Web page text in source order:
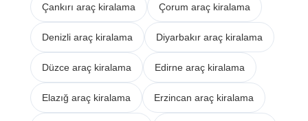
Çankırı araç kiralama Çorum araç kiralama
Denizli araç kiralama Diyarbakır araç kiralama
Düzce araç kiralama Edirne araç kiralama
Elazığ araç kiralama Erzincan araç kiralama